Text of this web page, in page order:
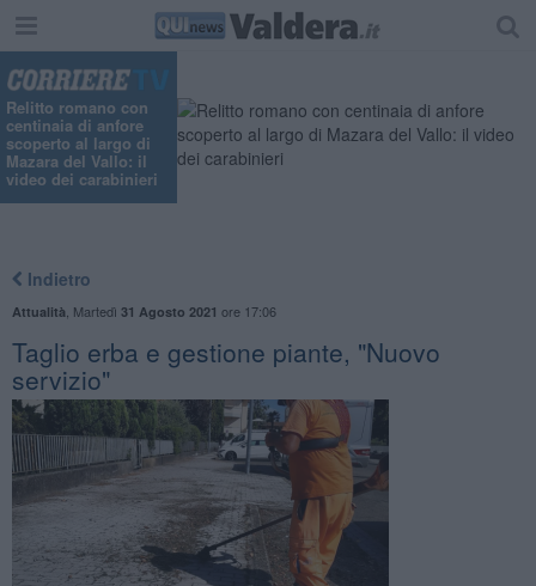
Relitto romano con
centinaia di anfore
scoperto al largo di
Mazara del Vallo: il
video dei carabinieri
Indietro
Attualità Martedì 31 Agosto 2021 ore 17:06
Taglio erba e gestione piante, "Nuovo
servizio"